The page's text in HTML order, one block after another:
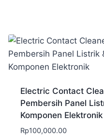
Electric Contact
Pembersih Panel
Komponen Elektronik
Rp100,000.00